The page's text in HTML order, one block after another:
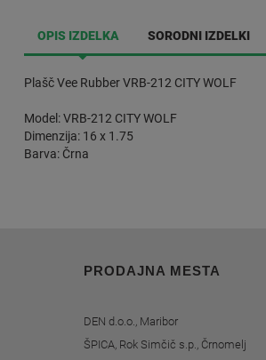
OPIS IZDELKA SORODNI IZDELKI
Plašč Vee Rubber VRB-212 CITY WOLF
Model: VRB-212 CITY WOLF
Dimenzija: 16 x 1.75
Barva: Črna
PRODAJNA MESTA
DEN d.o.o., Maribor
ŠPICA, Rok Simčič s.p., Črnomelj